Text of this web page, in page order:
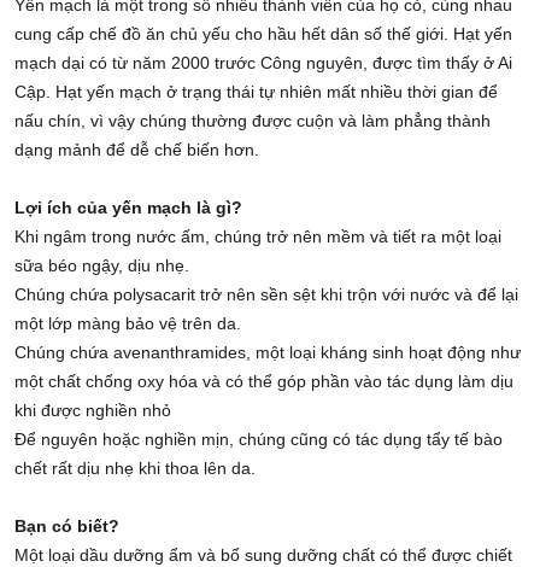
Yến mạch là một trong số nhiều thành viên của họ cỏ, cùng nhau
cung cấp chế đồ ăn chủ yếu cho hầu hết dân số thế giới. Hạt yến
mạch dại có từ năm 2000 trước Công nguyên, được tìm thấy ở Ai
Cập. Hạt yến mạch ở trạng thái tự nhiên mất nhiều thời gian để
nấu chín, vì vậy chúng thường được cuộn và làm phẳng thành
dạng mảnh để dễ chế biến hơn.
Lợi ích của yến mạch là gì?
Khi ngâm trong nước ấm, chúng trở nên mềm và tiết ra một loại
sữa béo ngậy, dịu nhẹ.
Chúng chứa polysacarit trở nên sền sệt khi trộn với nước và để lại
một lớp màng bảo vệ trên da.
Chúng chứa avenanthramides, một loại kháng sinh hoạt động như
một chất chống oxy hóa và có thể góp phần vào tác dụng làm dịu
khi được nghiền nhỏ
Để nguyên hoặc nghiền mịn, chúng cũng có tác dụng tẩy tế bào
chết rất dịu nhẹ khi thoa lên da.
Bạn có biết?
Một loại dầu dưỡng ẩm và bổ sung dưỡng chất có thể được chiết